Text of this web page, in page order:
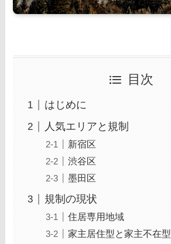
目次
はじめに
人気エリアと規制
新宿区
渋谷区
墨田区
規制の現状
住居専用地域
家主居住型と家主不在型